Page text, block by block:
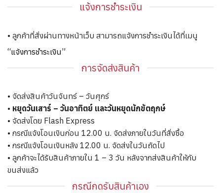
แจ้งการชำระเงิน
• ลูกค้าที่สั่งผ่านทางหน้าเว็บ สามารถแจ้งการชำระเงินได้ที่เมนู
“แจ้งการชำระเงิน”
การจัดส่งสินค้า
• จัดส่งสินค้าวันจันทร์ – วันศุกร์
• หยุดวันเสาร์ – วันอาทิตย์ และวันหยุดนักขัตฤกษ์
• จัดส่งโดย Flash Express
• กรณีแจ้งโอนเงินก่อน 12.00 น. จัดส่งภายในวันที่สั่งซื้อ
• กรณีแจ้งโอนเงินหลัง 12.00 น. จัดส่งในวันถัดไป
• ลูกค้าจะได้รับสินค้าภายใน 1 – 3 วัน หลังจากส่งสินค้าให้กับ
ขนส่งแล้ว
กรณีกดรับสินค้าเอง